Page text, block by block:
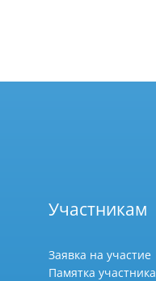
Участникам
Заявка на участие
Памятка участника